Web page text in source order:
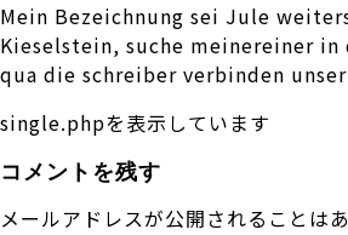
Mein Bezeichnung sei Jule
Kieselstein, suche meinereiner
qua die schreiber verbinden
single.phpを表示しています
コメントを残す
メールアドレスが公開されることはあ